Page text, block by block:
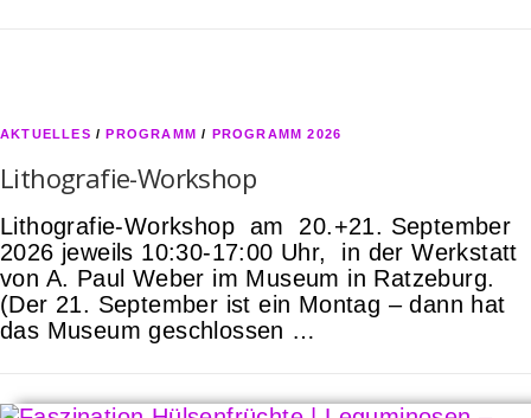
AKTUELLES /PROGRAMM / PROGRAMM 2026
Lithografie-Workshop
Lithografie-Workshop am 20.+21. September
2026 jeweils 10:30-17:00 Uhr, in der Werkstatt
von A. Paul Weber im Museum in Ratzeburg.
(Der 21. September ist ein Montag – dann hat
das Museum geschlossen …